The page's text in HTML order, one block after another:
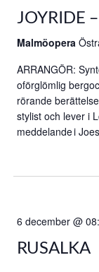
JOYRIDE
Malmöopera
ARRANGÖR:
oförglömlig
rörande
stylist och lever i
meddelande i
6 december @
RUSALKA